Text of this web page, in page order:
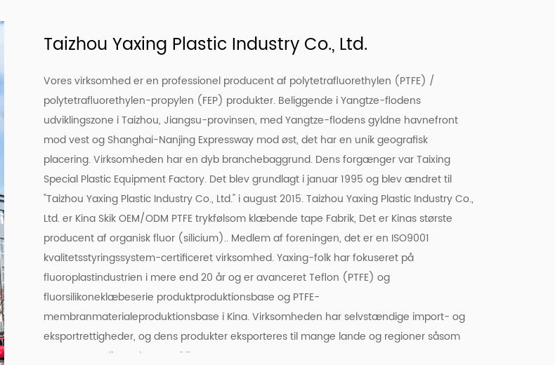
Taizhou Yaxing Plastic Industry Co., Ltd.
Vores virksomhed er en professionel producent af polytetrafluorethylen (PTFE) /
polytetrafluorethylen-propylen (FEP) produkter. Beliggende i Yangtze-flodens
udviklingszone i Taizhou, Jiangsu-provinsen, med Yangtze-flodens gyldne havnefront
mod vest og Shanghai-Nanjing Expressway mod øst, det har en unik geografisk
placering. Virksomheden har en dyb branchebaggrund. Dens forgænger var Taixing
Special Plastic Equipment Factory. Det blev grundlagt i januar 1995 og blev ændret til
"Taizhou Yaxing Plastic Industry Co., Ltd." i august 2015. Taizhou Yaxing Plastic Industry Co.,
Ltd. er Kina Skik OEM/ODM PTFE trykfølsom klæbende tape Fabrik, Det er Kinas største
producent af organisk fluor (silicium).. Medlem af foreningen, det er en ISO9001
kvalitetsstyringssystem-certificeret virksomhed. Yaxing-folk har fokuseret på
fluoroplastindustrien i mere end 20 år og er avanceret Teflon (PTFE) og
fluorsilikoneklæbeserie produktproduktionsbase og PTFE-
membranmaterialeproduktionsbase i Kina. Virksomheden har selvstændige import- og
eksportrettigheder, og dens produkter eksporteres til mange lande og regioner såsom
Europa, Amerika, Asien og Afrika.